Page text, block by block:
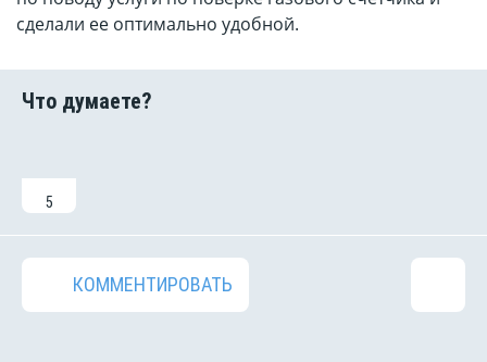
сделали ее оптимально удобной.
5
КОММЕНТИРОВАТЬ